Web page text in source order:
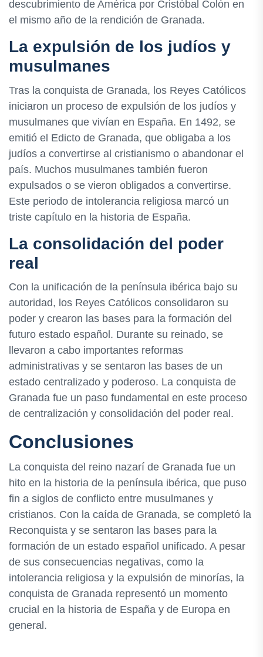
descubrimiento de América por Cristóbal Colón en
el mismo año de la rendición de Granada.
La expulsión de los judíos y
musulmanes
Tras la conquista de Granada, los Reyes Católicos
iniciaron un proceso de expulsión de los judíos y
musulmanes que vivían en España. En 1492, se
emitió el Edicto de Granada, que obligaba a los
judíos a convertirse al cristianismo o abandonar el
país. Muchos musulmanes también fueron
expulsados o se vieron obligados a convertirse.
Este periodo de intolerancia religiosa marcó un
triste capítulo en la historia de España.
La consolidación del poder
real
Con la unificación de la península ibérica bajo su
autoridad, los Reyes Católicos consolidaron su
poder y crearon las bases para la formación del
futuro estado español. Durante su reinado, se
llevaron a cabo importantes reformas
administrativas y se sentaron las bases de un
estado centralizado y poderoso. La conquista de
Granada fue un paso fundamental en este proceso
de centralización y consolidación del poder real.
Conclusiones
La conquista del reino nazarí de Granada fue un
hito en la historia de la península ibérica, que puso
fin a siglos de conflicto entre musulmanes y
cristianos. Con la caída de Granada, se completó la
Reconquista y se sentaron las bases para la
formación de un estado español unificado. A pesar
de sus consecuencias negativas, como la
intolerancia religiosa y la expulsión de minorías, la
conquista de Granada representó un momento
crucial en la historia de España y de Europa en
general.